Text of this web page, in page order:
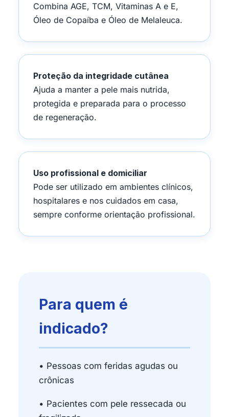
Combina AGE, TCM, Vitaminas A e E,
Óleo de Copaíba e Óleo de Melaleuca.
Proteção da integridade cutânea
Ajuda a manter a pele mais nutrida,
protegida e preparada para o processo
de regeneração.
Uso profissional e domiciliar
Pode ser utilizado em ambientes clínicos,
hospitalares e nos cuidados em casa,
sempre conforme orientação profissional.
Para quem é
indicado?
• Pessoas com feridas agudas ou
crônicas
• Pacientes com pele ressecada ou